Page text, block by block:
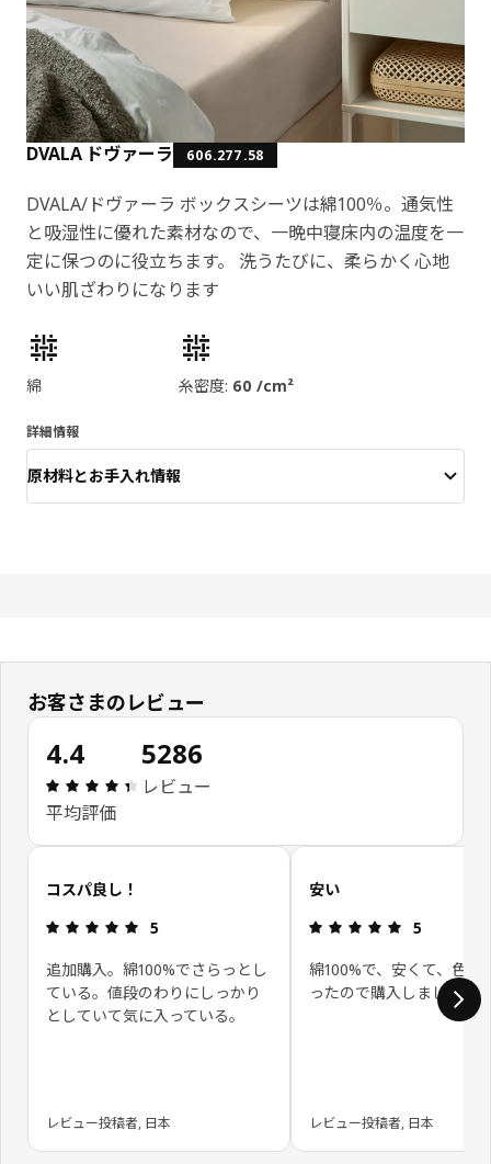
DVALA ドヴァーラ 606.277.58
DVALA/ドヴァーラ ボックスシーツは綿100％。通気性
と吸湿性に優れた素材なので、一晩中寝床内の温度を一
定に保つのに役立ちます。 洗うたびに、柔らかく心地
いい肌ざわりになります
製品の特徴
綿 糸密度: 60 /cm²
詳細情報
原材料とお手入れ情報
お客さまのレビュー
4.4
レビュー: 4.4 5 星の数 総レビュー: 5286
平均評価
5286
レビュー
お客さまレビューをスキップ
コスパ良し！
レビュー: 5 5 星の数
5
追加購入。綿100%でさらっとし
ている。値段のわりにしっかり
としていて気に入っている。
レビュー投稿者, 日本
安い
レビュー: 5
5
綿100%で、安くて、色も
ったので購入しました。
レビュー投稿者, 日本